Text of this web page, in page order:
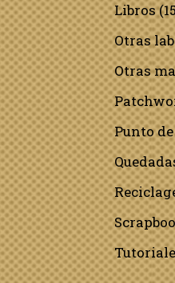
Libros
Otras
Otras
Punto